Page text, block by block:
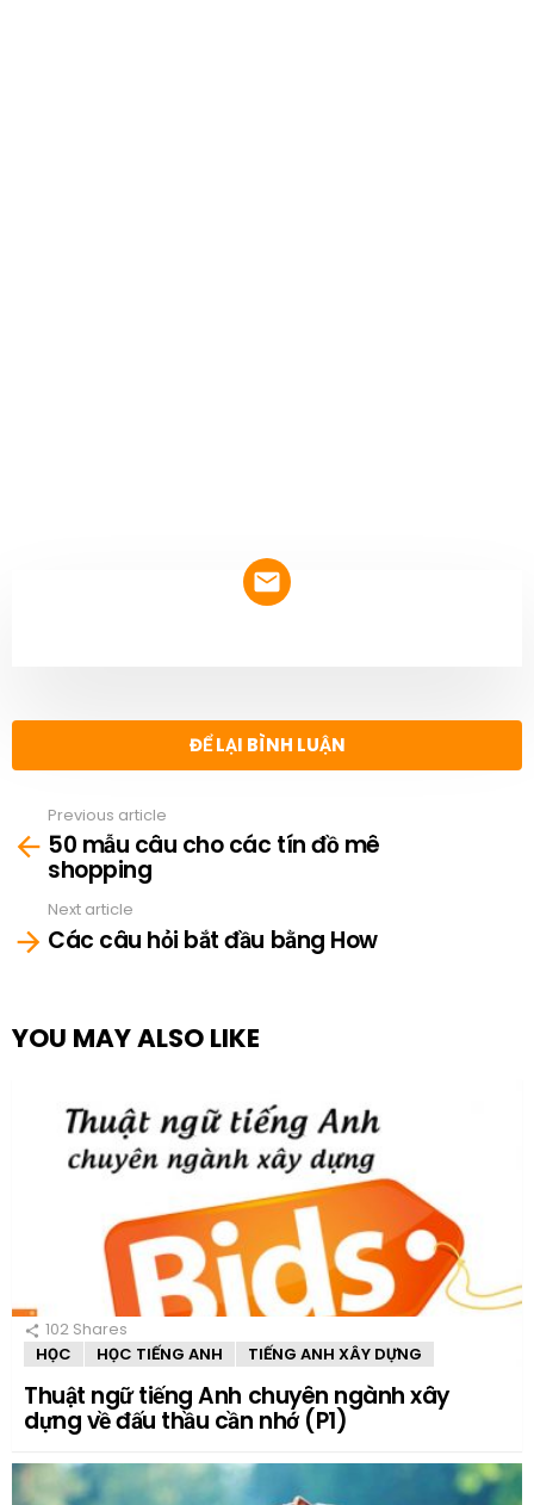
ĐỂ LẠI BÌNH LUẬN
more
Previous article
50 mẫu câu cho các tín đồ mê
shopping
Next article
Các câu hỏi bắt đầu bằng How
YOU MAY ALSO LIKE
102 Shares
HỌC
HỌC TIẾNG ANH TIẾNG ANH XÂY DỰNG
Thuật ngữ tiếng Anh chuyên ngành xây
dựng về đấu thầu cần nhớ (P1)